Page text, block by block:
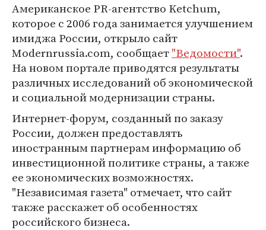
Американское PR-агентство Ketchum,
которое с 2006 года занимается улучшением
имиджа России, открыло сайт
Modernrussia.com, сообщает"Ведомости".
На новом портале приводятся результаты
различных исследований об экономической
и социальной модернизации страны.
Интернет-форум, созданный по заказу
России, должен предоставлять
иностранным партнерам информацию об
инвестиционной политике страны, а также
ее экономических возможностях.
"Независимая газета" отмечает, что сайт
также расскажет об особенностях
российского бизнеса.